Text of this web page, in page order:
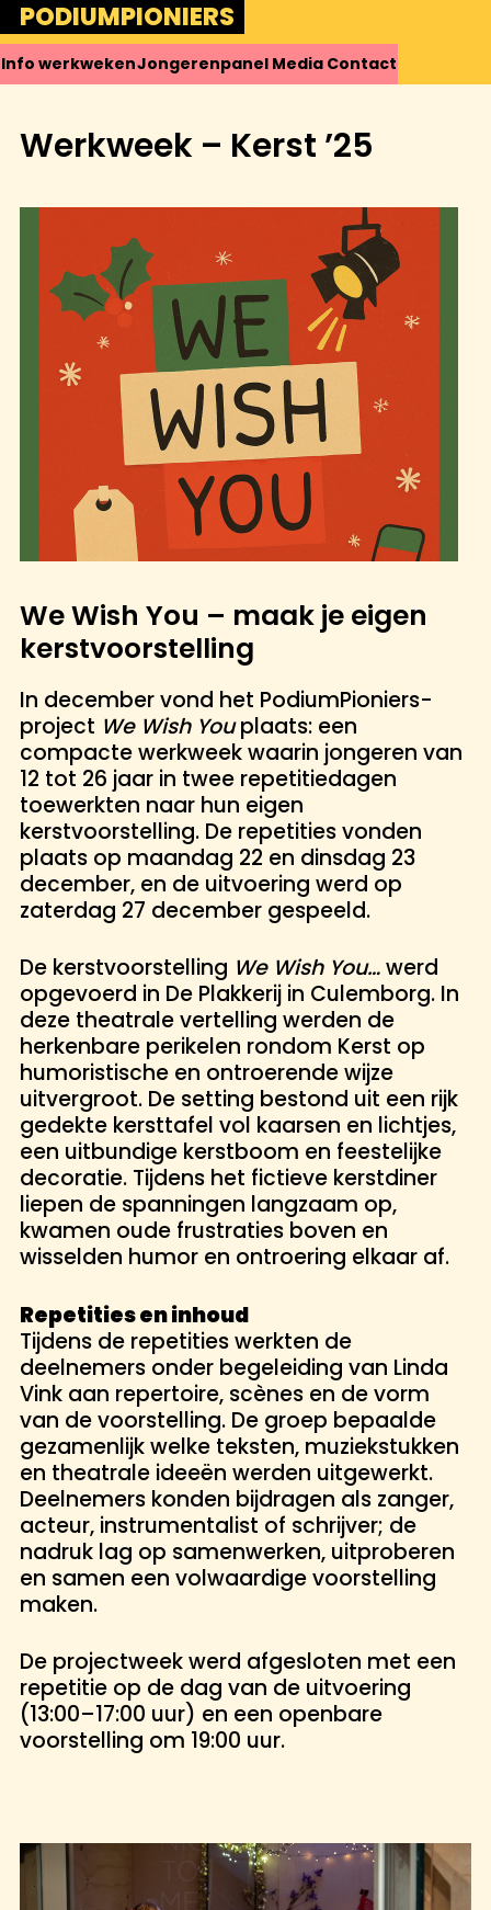
Skip
to
content
PODIUMPIONIERS
Info werkwekenJongerenpanel Media Contact
Werkweek – Kerst ’25
We Wish You – maak je eigen
kerstvoorstelling
In december vond het PodiumPioniers-
project We Wish Youplaats: een
compacte werkweek waarin jongeren van
12 tot 26 jaar in twee repetitiedagen
toewerkten naar hun eigen
kerstvoorstelling. De repetities vonden
plaats op maandag 22 en dinsdag 23
december, en de uitvoering werd op
zaterdag 27 december gespeeld.
De kerstvoorstelling We Wish You…werd
opgevoerd in De Plakkerij in Culemborg. In
deze theatrale vertelling werden de
herkenbare perikelen rondom Kerst op
humoristische en ontroerende wijze
uitvergroot. De setting bestond uit een rijk
gedekte kersttafel vol kaarsen en lichtjes,
een uitbundige kerstboom en feestelijke
decoratie. Tijdens het fictieve kerstdiner
liepen de spanningen langzaam op,
kwamen oude frustraties boven en
wisselden humor en ontroering elkaar af.
Repetities en inhoud
Tijdens de repetities werkten de
deelnemers onder begeleiding van Linda
Vink aan repertoire, scènes en de vorm
van de voorstelling. De groep bepaalde
gezamenlijk welke teksten, muziekstukken
en theatrale ideeën werden uitgewerkt.
Deelnemers konden bijdragen als zanger,
acteur, instrumentalist of schrijver; de
nadruk lag op samenwerken, uitproberen
en samen een volwaardige voorstelling
maken.
De projectweek werd afgesloten met een
repetitie op de dag van de uitvoering
(13:00–17:00 uur) en een openbare
voorstelling om 19:00 uur.